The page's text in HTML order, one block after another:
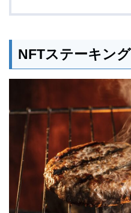
NFTステーキング